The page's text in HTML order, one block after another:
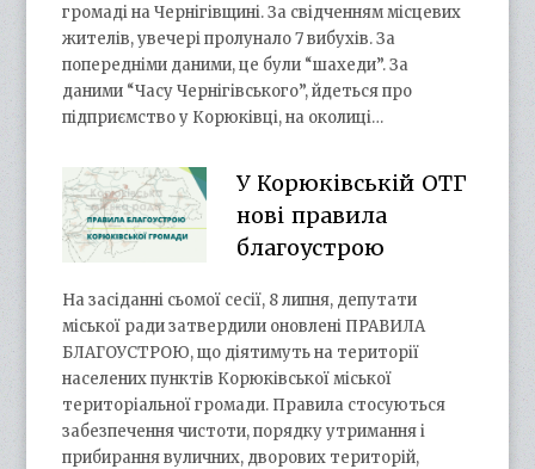
громаді на Чернігівщині. За свідченням місцевих
жителів, увечері пролунало 7 вибухів. За
попередніми даними, це були “шахеди”. За
даними “Часу Чернігівського”, йдеться про
підприємство у Корюківці, на околиці…
У Корюківській ОТГ
нові правила
благоустрою
На засіданні сьомої сесії, 8 липня, депутати
міської ради затвердили оновлені ПРАВИЛА
БЛАГОУСТРОЮ, що діятимуть на території
населених пунктів Корюківської міської
територіальної громади. Правила стосуються
забезпечення чистоти, порядку утримання і
прибирання вуличних, дворових територій,